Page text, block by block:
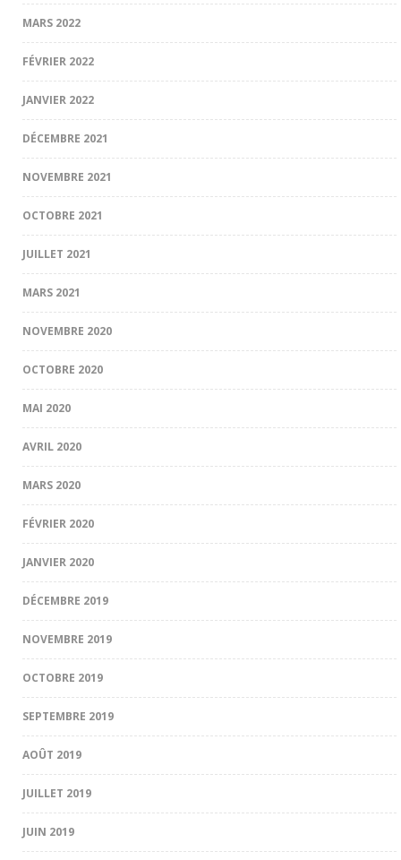
MARS 2022
FÉVRIER 2022
JANVIER 2022
DÉCEMBRE 2021
NOVEMBRE 2021
OCTOBRE 2021
JUILLET 2021
MARS 2021
NOVEMBRE 2020
OCTOBRE 2020
MAI 2020
AVRIL 2020
MARS 2020
FÉVRIER 2020
JANVIER 2020
DÉCEMBRE 2019
NOVEMBRE 2019
OCTOBRE 2019
SEPTEMBRE 2019
AOÛT 2019
JUILLET 2019
JUIN 2019